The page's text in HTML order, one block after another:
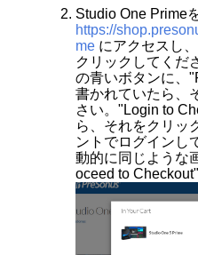
Studio One Prime
https://
meにアクセスし
クリックしてくだ
の青いボタンに、
書かれていたら、
さい。"Login to
ら、それをクリッ
ントでログインし
動的に同じような
oceed to